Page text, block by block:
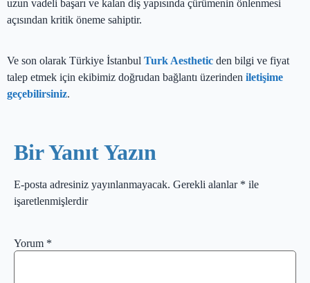
uzun vadeli başarı ve kalan diş yapısında çürümenin önlenmesi
açısından kritik öneme sahiptir.
Ve son olarak Türkiye İstanbul Turk Aesthetic den bilgi ve fiyat
talep etmek için ekibimiz doğrudan bağlantı üzerinden iletişime
geçebilirsiniz.
Bir Yanıt Yazın
E-posta adresiniz yayınlanmayacak. Gerekli alanlar * ile
işaretlenmişlerdir
Yorum *